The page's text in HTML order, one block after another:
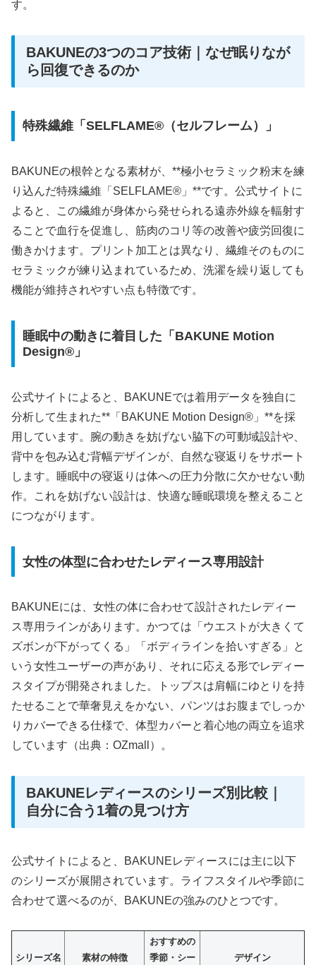
す。
BAKUNEの3つのコア技術｜なぜ眠りなが
ら回復できるのか
特殊繊維「SELFLAME®（セルフレーム）」
BAKUNEの根幹となる素材が、**極小セラミック粉末を練
り込んだ特殊繊維「SELFLAME®」**です。公式サイトに
よると、この繊維が身体から発せられる遠赤外線を輻射す
ることで血行を促進し、筋肉のコリ等の改善や疲労回復に
働きかけます。プリント加工とは異なり、繊維そのものに
セラミックが練り込まれているため、洗濯を繰り返しても
機能が維持されやすい点も特徴です。
睡眠中の動きに着目した「BAKUNE Motion
Design®」
公式サイトによると、BAKUNEでは着用データを独自に
分析して生まれた**「BAKUNE Motion Design®」**を採
用しています。腕の動きを妨げない脇下の可動域設計や、
背中を包み込む背幅デザインが、自然な寝返りをサポート
します。睡眠中の寝返りは体への圧力分散に欠かせない動
作。これを妨げない設計は、快適な睡眠環境を整えること
につながります。
女性の体型に合わせたレディース専用設計
BAKUNEには、女性の体に合わせて設計されたレディー
ス専用ラインがあります。かつては「ウエストが大きくて
ズボンが下がってくる」「ボディラインを拾いすぎる」と
いう女性ユーザーの声があり、それに応える形でレディー
スタイプが開発されました。トップスは肩幅にゆとりを持
たせることで華奢見えをかない、パンツはお腹までしっか
りカバーできる仕様で、体型カバーと着心地の両立を追求
しています（出典：OZmall）。
BAKUNEレディースのシリーズ別比較｜
自分に合う1着の見つけ方
公式サイトによると、BAKUNEレディースには主に以下
のシリーズが展開されています。ライフスタイルや季節に
合わせて選べるのが、BAKUNEの強みのひとつです。
シリーズ名 素材の特徴
おすすめの
季節・シー
デザイン